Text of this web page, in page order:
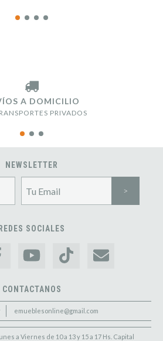
A DOMICILIO
PRIVADOS
NEWSLETTER
REDES SOCIALES
CONTACTANOS
emueblesonline@gmail.com
a Viernes de 10 a 13 y 15 a 17 Hs. Capital